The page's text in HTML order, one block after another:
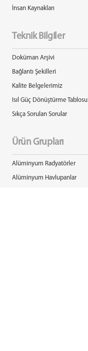
İnsan Kaynakları
Teknik Bilgiler
Doküman Arşivi
Bağlantı Şekilleri
Kalite Belgelerimiz
Isıl Güç Dönüştürme Tablosu
Sıkça Sorulan Sorular
Ürün Grupları
Alüminyum Radyatörler
Alüminyum Havlupanlar